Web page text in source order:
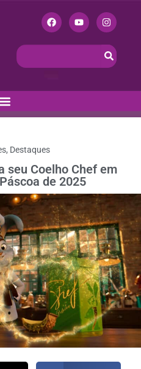
, Destaques
seu Coelho Chef em
de 2025